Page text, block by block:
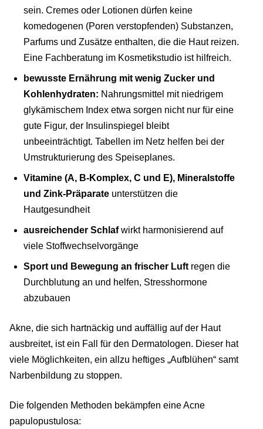
sein. Cremes oder Lotionen dürfen keine
komedogenen (Poren verstopfenden) Substanzen,
Parfums und Zusätze enthalten, die die Haut reizen.
Eine Fachberatung im Kosmetikstudio ist hilfreich.
bewusste Ernährung mit wenig Zucker und
Kohlenhydraten: Nahrungsmittel mit niedrigem
glykämischem Index etwa sorgen nicht nur für eine
gute Figur, der Insulinspiegel bleibt
unbeeinträchtigt. Tabellen im Netz helfen bei der
Umstrukturierung des Speiseplanes.
Vitamine (A, B-Komplex, C und E), Mineralstoffe
und Zink-Präparate unterstützen die
Hautgesundheit
ausreichender Schlafwirkt harmonisierend auf
viele Stoffwechselvorgänge
Sport und Bewegung an frischer Luft regen die
Durchblutung an und helfen, Stresshormone
abzubauen
Akne, die sich hartnäckig und auffällig auf der Haut
ausbreitet, ist ein Fall für den Dermatologen. Dieser hat
viele Möglichkeiten, ein allzu heftiges „Aufblühen“ samt
Narbenbildung zu stoppen.
Die folgenden Methoden bekämpfen eine Acne
papulopustulosa: